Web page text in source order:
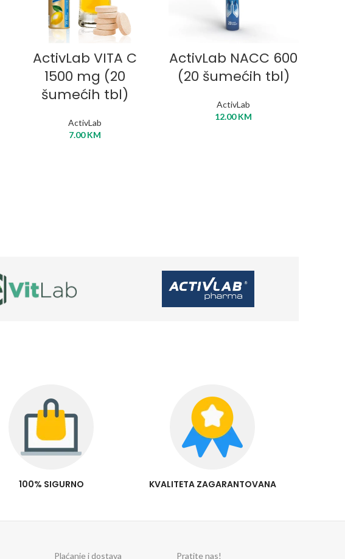
ActivLab VITA C
1500 mg (20
šumećih tbl)
ActivLab
7.00KM
ActivLab NACC 600
(20 šumećih tbl)
ActivLab
12.00KM
100% SIGURNO KVALITETA ZAGARANTOVANA
Plaćanje i dostava Pratite nas!